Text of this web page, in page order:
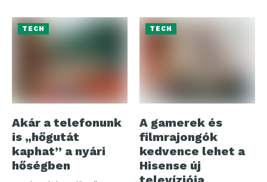
TECH
Akár a telefonunk
is „hőgutát
kaphat” a nyári
hőségben
TECH
A gamerek és
filmrajongók
kedvence lehet a
Hisense új